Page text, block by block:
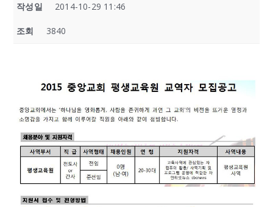
작성일 2014-10-29 11:46
조회 3840